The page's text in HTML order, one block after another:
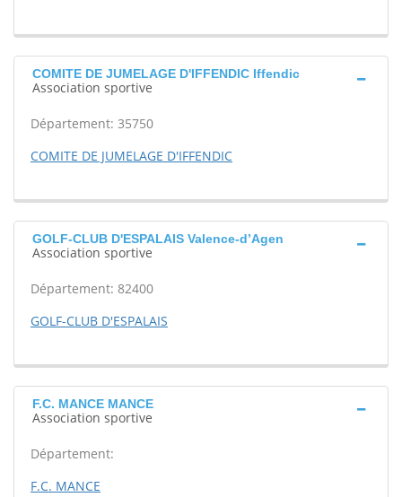
COMITE DE JUMELAGE D'IFFENDIC Iffendic
Association sportive
Département: 35750
COMITE DE JUMELAGE D'IFFENDIC
GOLF-CLUB D'ESPALAIS Valence-d’Agen
Association sportive
Département: 82400
GOLF-CLUB D'ESPALAIS
F.C. MANCE MANCE
Association sportive
Département:
F.C. MANCE